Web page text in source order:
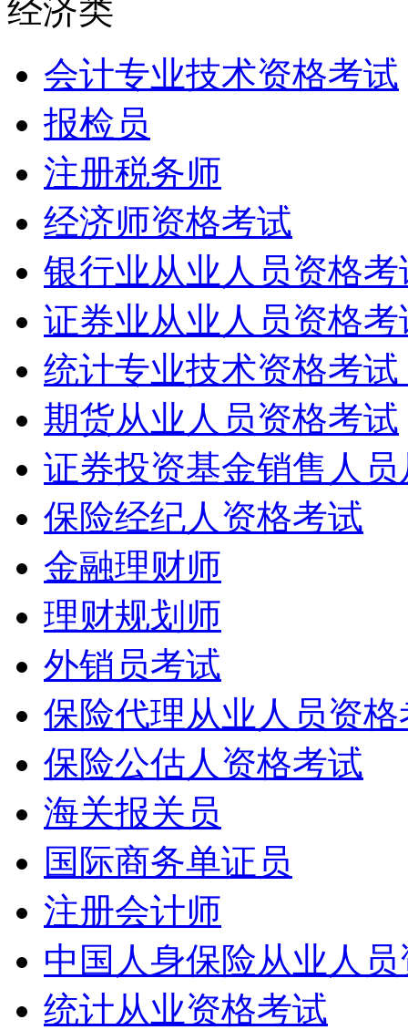
经济类
会计专业技术资格考试
报检员
注册税务师
经济师资格考试
银行业从业人员资格考
证券业从业人员资格考
统计专业技术资格考
期货从业人员资格考试
证券投资基金销售人
保险经纪人资格考试
金融理财师
理财规划师
外销员考试
保险代理从业人员资格
保险公估人资格考试
海关报关员
国际商务单证员
注册会计师
中国人身保险从业人
统计从业资格考试